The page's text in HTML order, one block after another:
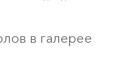
в галерее